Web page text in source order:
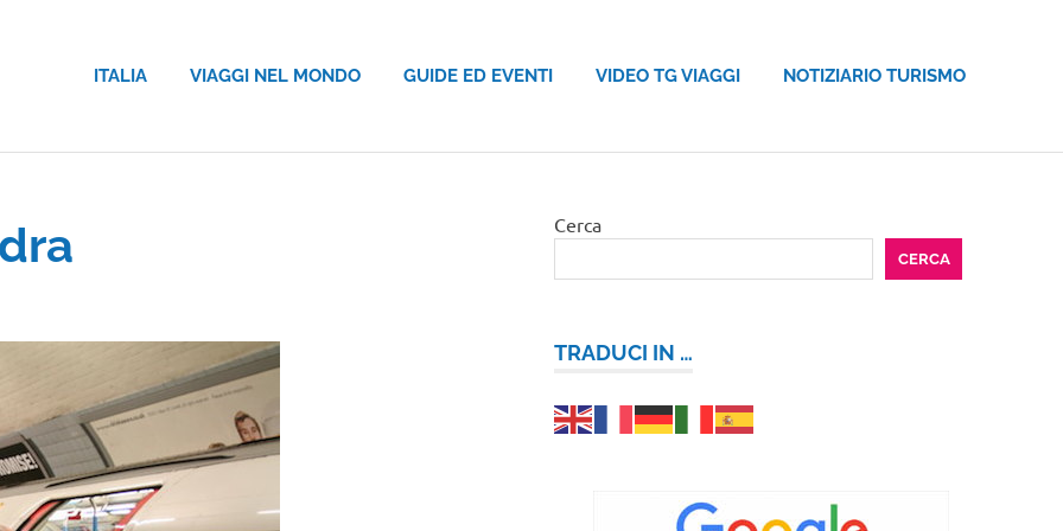
ITALIA VIAGGI NEL MONDO GUIDE ED EVENTI VIDEO TG VIAGGI NOTIZIARIO TURISMO
Cerca
CERCA
TRADUCI IN …